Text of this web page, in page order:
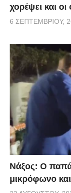
χορέψει και οι
6 ΣΕΠΤΕΜΒΡΊΟΥ,
Νάξος: Ο
μικρόφωνο